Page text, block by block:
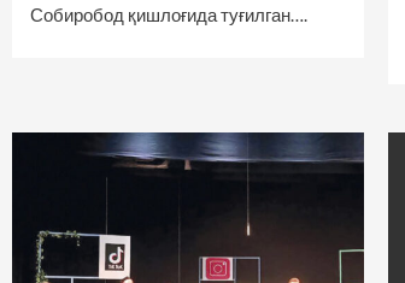
Собиробод қишлоғида туғилган….